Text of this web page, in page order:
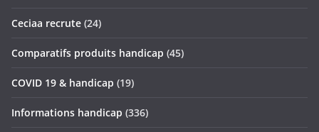
Ceciaa recrute (24)
Comparatifs produits handicap (45)
COVID 19 & handicap (19)
Informations handicap (336)